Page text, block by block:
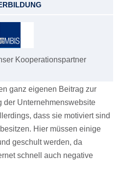
Kooperationspartner
ganz eigenen Beitrag zur
der Unternehmenswebsite
dass sie motiviert sind
Hier müssen einige
geschult werden, da
schnell auch negative